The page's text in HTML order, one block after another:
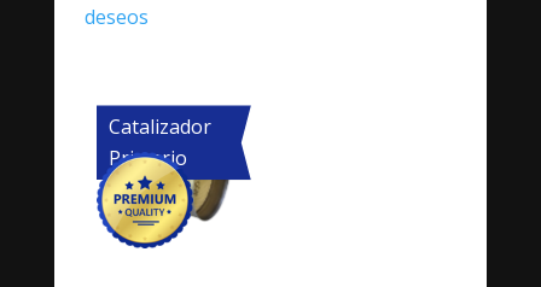
deseos
Catalizador
Primario